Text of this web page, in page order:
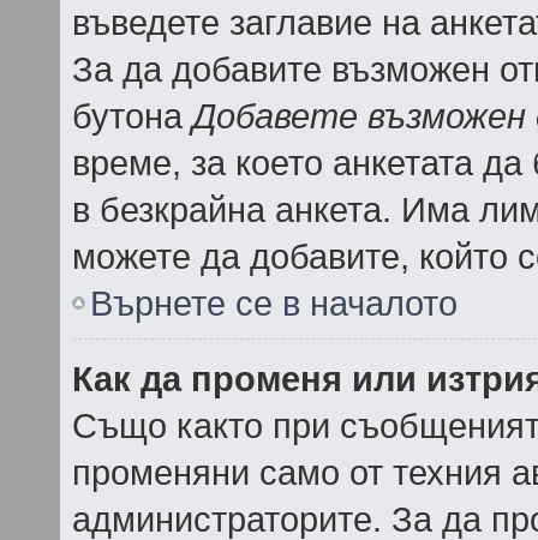
въведете заглавие на
За да добавите възможен
бутонаДобавете възможен
време, за което анкетата
в безкрайна анкета. Има
можете да добавите, който
Върнете се в началото
Как да променя или
Също както при
променяни само от техния
администраторите. За да